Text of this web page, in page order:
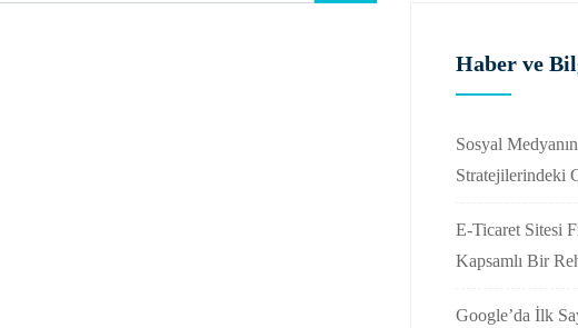
Haber ve
Sosyal
Stratejilerindeki
E-Ticaret Sitesi
Kapsamlı Bir
Google’da İlk